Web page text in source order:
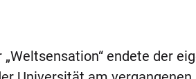
endete der